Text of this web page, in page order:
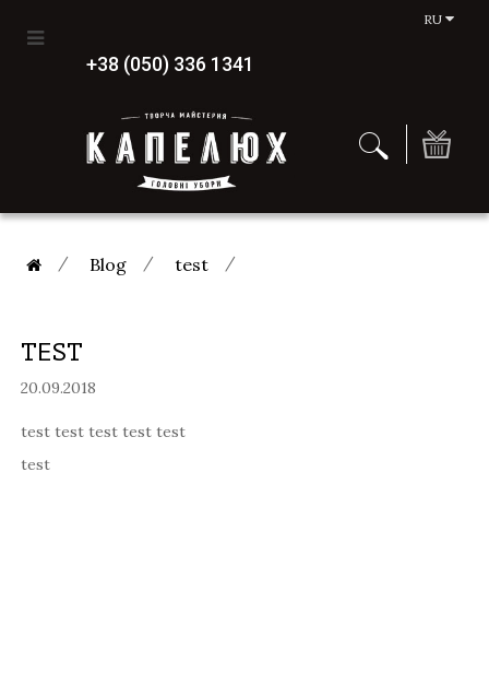
RU
+38 (050) 336 1341
Blog test
TEST
20.09.2018
test test test test test
test